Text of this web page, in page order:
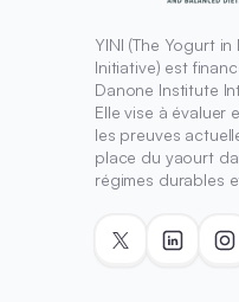
YINI (The Yogurt
Initiative) est
Danone Institute
Elle vise à évaluer
les preuves
place du yaourt
régimes durables